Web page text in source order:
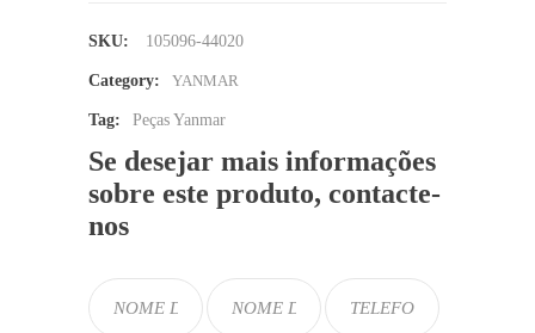
SKU: 105096-44020
Category: YANMAR
Tag: Peças Yanmar
Se desejar mais informações
sobre este produto, contacte-
nos